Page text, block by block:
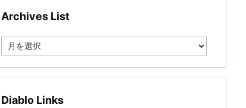
Archives List
e
Diablo Links